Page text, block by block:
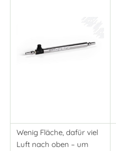
Wenig Fläche, dafür viel
Luft nach oben – um